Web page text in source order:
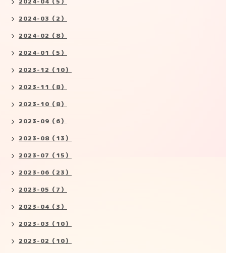
2024-03（2）
2024-02（8）
2024-01（5）
2023-12（10）
2023-11（8）
2023-10（8）
2023-09（6）
2023-08（13）
2023-07（15）
2023-06（23）
2023-05（7）
2023-04（3）
2023-03（10）
2023-02（10）